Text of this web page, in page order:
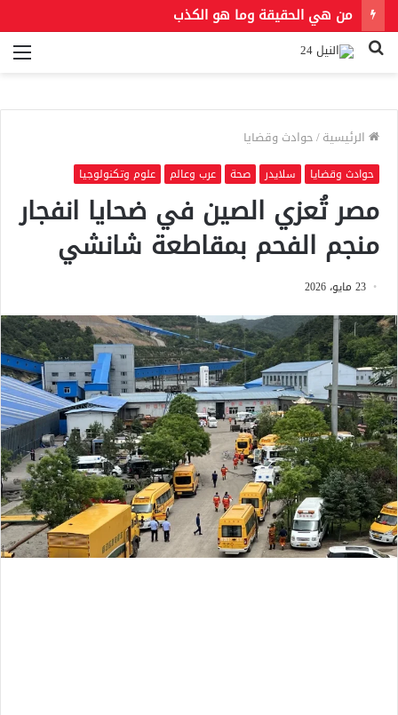
من هي الحقيقة وما هو الكذب
بحث
الرئيسية/حوادث وقضايا
حوادث وقضايا سلايدر صحة عرب وعالم علوم وتكنولوجيا
مصر تُعزي الصين في ضحايا انفجار
منجم الفحم بمقاطعة شانشي
23 مايو، 2026